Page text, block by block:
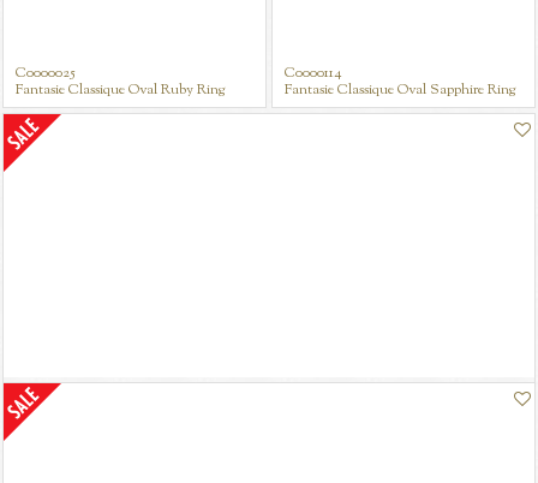
C0000025
Fantasie Classique Oval Ruby Ring
C0000114
Fantasie Classique Oval Sapphire Ring